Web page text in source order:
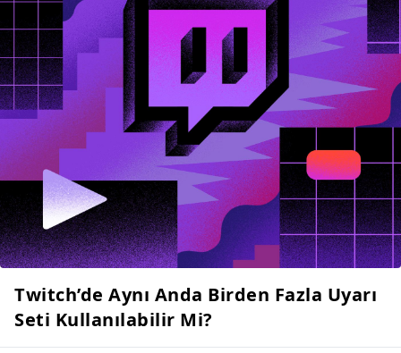
Twitch’de Aynı Anda Birden Fazla Uyarı
Seti Kullanılabilir Mi?